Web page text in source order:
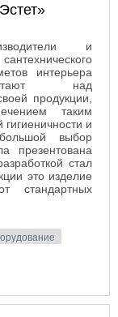
и
интерьера
над
продукции,
таким
и
выбор
презентована
стал
это изделие
стандартных